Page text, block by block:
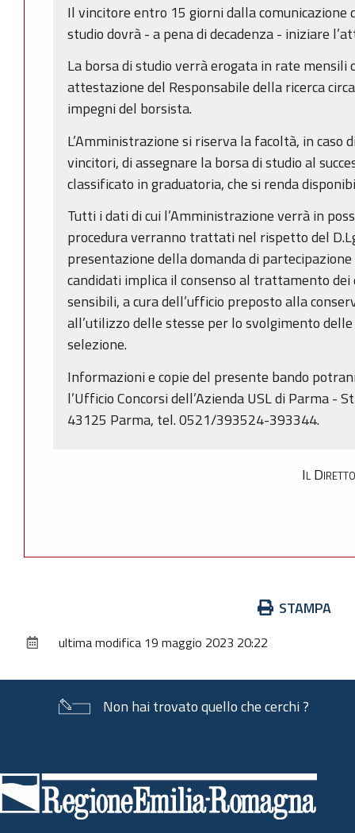
Il vincitore entro 15 giorni dalla
studio dovrà - a pena di decadenza - iniziare
La borsa di studio verrà erogata in rate mensili
attestazione del Responsabile della ricerca
impegni del borsista.
L’Amministrazione si riserva la facoltà, in caso
vincitori, di assegnare la borsa di studio al
classificato in graduatoria, che si renda
Tutti i dati di cui l’Amministrazione verrà in
procedura verranno trattati nel rispetto del
presentazione della domanda di
candidati implica il consenso al trattamento
sensibili, a cura dell’ufficio preposto alla
all’utilizzo delle stesse per lo svolgimento
selezione.
Informazioni e copie del presente bando
l’Ufficio Concorsi dell’Azienda USL di Parma -
43125 Parma, tel. 0521/393524-393344.
Il
documento
STAMPA
ultima modifica 19 maggio 2023 20:22
Non hai trovato quello che cerchi ?
di
pagina